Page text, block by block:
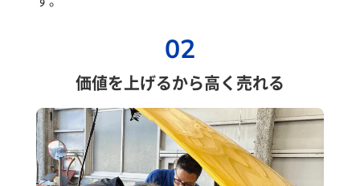
02
価値を上げるから高く売れる